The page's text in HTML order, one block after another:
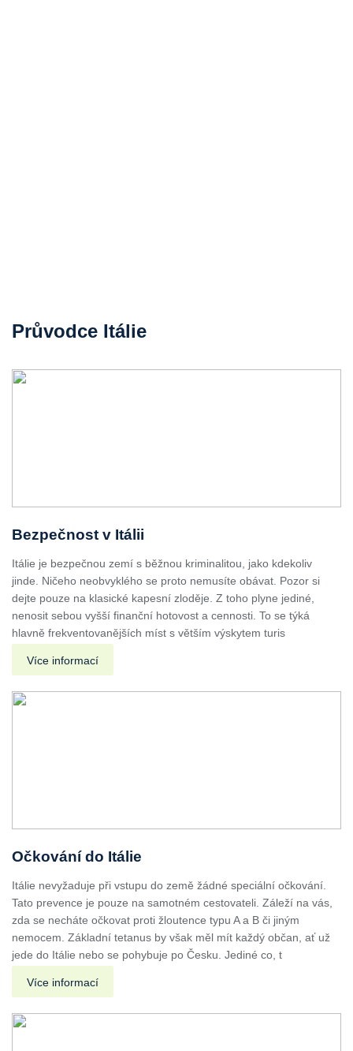
Průvodce Itálie
Bezpečnost v Itálii
Itálie je bezpečnou zemí s běžnou kriminalitou, jako kdekoliv
jinde. Ničeho neobvyklého se proto nemusíte obávat. Pozor si
dejte pouze na klasické kapesní zloděje. Z toho plyne jediné,
nenosit sebou vyšší finanční hotovost a cennosti. To se týká
hlavně frekventovanějších míst s větším výskytem turis
Více informací
Očkování do Itálie
Itálie nevyžaduje při vstupu do země žádné speciální očkování.
Tato prevence je pouze na samotném cestovateli. Záleží na vás,
zda se necháte očkovat proti žloutence typu A a B či jiným
nemocem. Základní tetanus by však měl mít každý občan, ať už
jede do Itálie nebo se pohybuje po Česku. Jediné co, t
Více informací